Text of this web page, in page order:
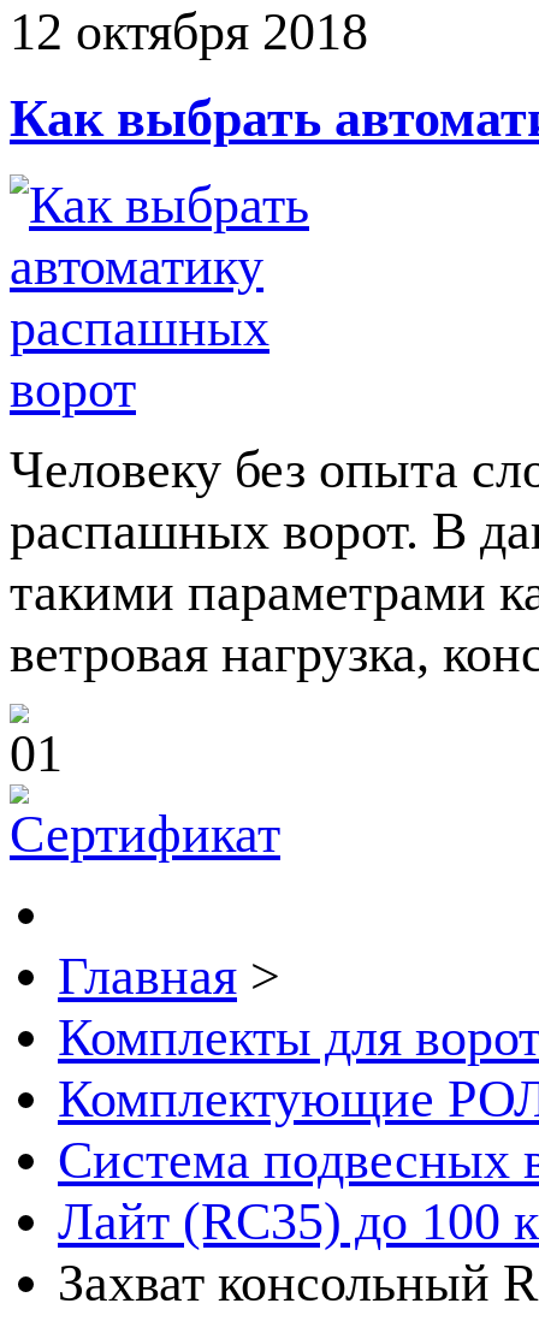
12 октября 2018
Как выбрать
Человеку без опыта
распашных ворот. В
такими параметрами
ветровая нагрузка,
Главная >
Комплекты для
Комплектующие
Система подвесных
Лайт (RC35) до 100
Захват консольный